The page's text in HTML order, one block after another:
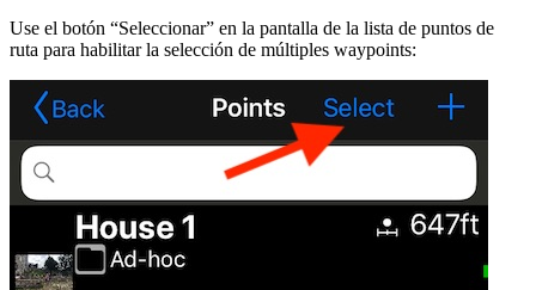
Use el botón “Seleccionar” en la pantalla de la lista de puntos de
ruta para habilitar la selección de múltiples waypoints: